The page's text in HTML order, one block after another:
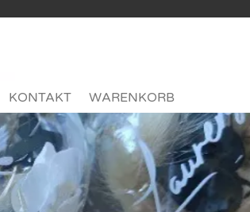
KONTAKT WARENKORB